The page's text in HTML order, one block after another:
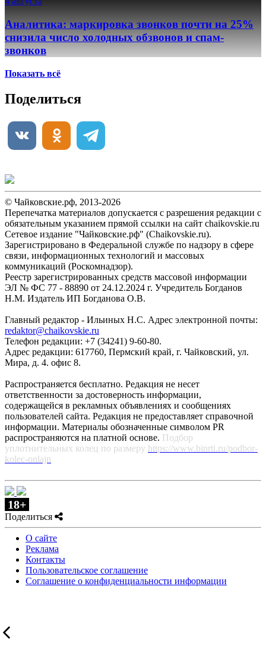
Аналитика: маркировка звонков почти на 25%
снизила число холодных обзвонов и спам-
звонков
Показать всё
Поделиться
© Чайковские.рф, 2013-2026
Перепечатка материалов допускается с разрешения редакции с
обязательным указанием прямой ссылки на сайт chaikovskie.ru
Сетевое издание "Чайковские.рф" (Chaikovskie.ru).
Зарегистрировано в Федеральной службе по надзору в сфере
связи, информационных технологий и массовых
коммуникаций (Роскомнадзор).
Реестр зарегистрированных средств массовой информации
ЭЛ № ФС 77 - 88890 от 24.12.2024 г. Учредитель Богданов
Н.М. Издатель ИП Богданова О.В.
Главный редактор - Ильиных Н.С. Адрес электронной почты:
redaktor@chaikovskie.ru
Телефон редакции: +7 (34241) 9-60-80.
Адрес редакции: 617760, Пермский край, г. Чайковский, ул.
Мира, д. 4. офис 8.
Распространяется бесплатно. Редакция не несет
ответственности за достоверность информации,
содержащейся в рекламных объявлениях и сообщениях
пользователей сайта. Редакция не предоставляет справочной
информации. Материалы обозначенные символом PR
распространяются на платной основе. Подбор
уплотнительных колец по размеру https://www.binrti.ru/podbor-
kolec-onlajn
18+
Поделиться
О сайте
Реклама
Контакты
Пользовательское соглашение
Соглашение о конфиденциальности информации